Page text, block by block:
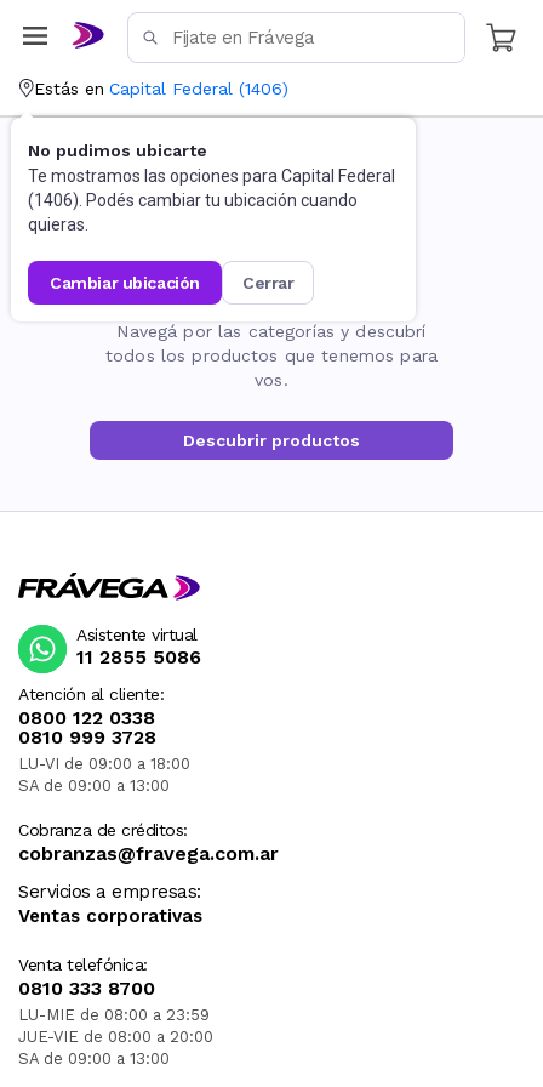
Estás en Capital Federal (1406)
No pudimos ubicarte
Te mostramos las opciones para Capital Federal
(1406). Podés cambiar tu ubicación cuando
quieras.
cambiar ubicación cerrar
La página no existe
Navegá por las categorías y descubrí
todos los productos que tenemos para
vos.
Descubrir productos
Atención al cliente:
0800 122 0338
0810 999 3728
LU-VI de 09:00 a 18:00
SA de 09:00 a 13:00
Cobranza de créditos:
cobranzas@fravega.com.ar
Servicios a empresas:
Ventas corporativas
Venta telefónica:
0810 333 8700
LU-MIE de 08:00 a 23:59
JUE-VIE de 08:00 a 20:00
SA de 09:00 a 13:00
Asistente virtual
11 2855 5086